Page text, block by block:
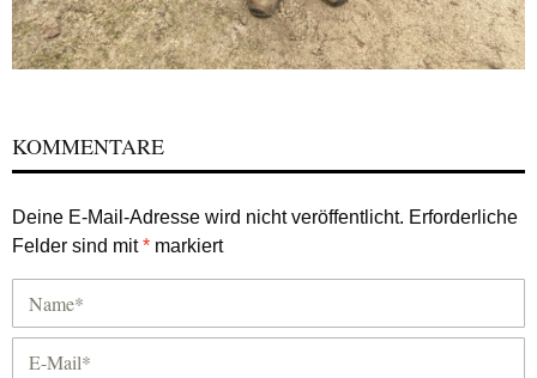
KOMMENTARE
Deine E-Mail-Adresse wird nicht veröffentlicht. Erforderliche
Felder sind mit* markiert